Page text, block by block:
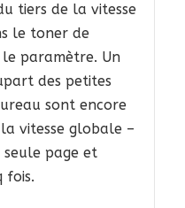
tiers de la vitesse
le toner de
le paramètre. Un
des petites
sont encore
vitesse globale –
seule page et
fois.